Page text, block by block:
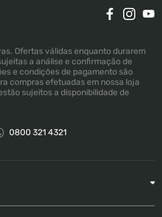
Ofertas válidas enquanto durarem
a análise e confirmação de
e condições de pagamento são
compras efetuadas em nossa loja
sujeitos a disponibilidade de
0800 321 4321